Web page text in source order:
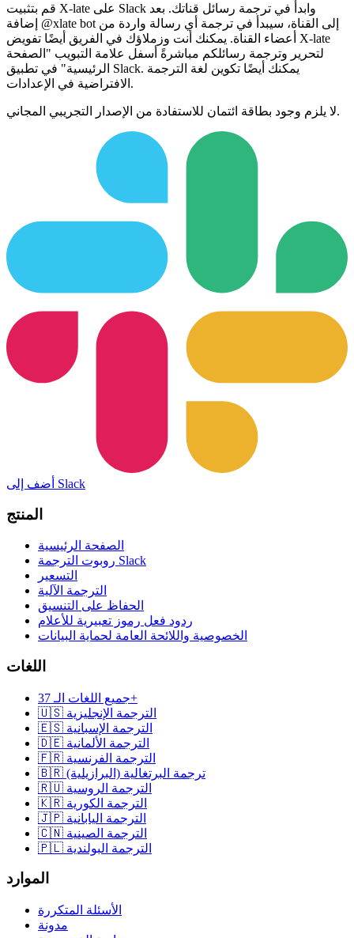
قم بتثبيت X-late على Slack وابدأ في ترجمة رسائل قناتك. بعد
إضافة @xlate bot إلى القناة، سيبدأ في ترجمة أي رسالة واردة من
أعضاء القناة. يمكنك أنت وزملاؤك في الفريق أيضًا تفويض X-late
لتحرير وترجمة رسائلكم مباشرةً أسفل علامة التبويب "الصفحة
الرئيسية" في تطبيق Slack. يمكنك أيضًا تكوين لغة الترجمة
الافتراضية في الإعدادات.
لا يلزم وجود بطاقة ائتمان للاستفادة من الإصدار التجريبي المجاني.
أضف إلى Slack
المنتج
الصفحة الرئيسية
روبوت الترجمة Slack
التسعير
الترجمة الآلية
الحفاظ على التنسيق
ردود فعل رموز تعبيرية للأعلام
الخصوصية واللائحة العامة لحماية البيانات
اللغات
جميع اللغات الـ 37+
🇺🇸 الترجمة الإنجليزية
🇪🇸 الترجمة الإسبانية
🇩🇪 الترجمة الألمانية
🇫🇷 الترجمة الفرنسية
🇧🇷 ترجمة البرتغالية (البرازيلية)
🇷🇺 الترجمة الروسية
🇰🇷 الترجمة الكورية
🇯🇵 الترجمة اليابانية
🇨🇳 الترجمة الصينية
🇵🇱 الترجمة البولندية
الموارد
الأسئلة المتكررة
مدونة